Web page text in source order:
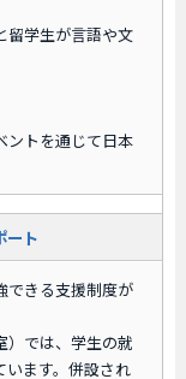
留学生が言語や文
ントを通じて日本
ート
できる支援制度が
）では、学生の就
います。併設され